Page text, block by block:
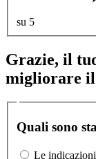
su 5
Grazie, il
migliorare
Quali sono
Le